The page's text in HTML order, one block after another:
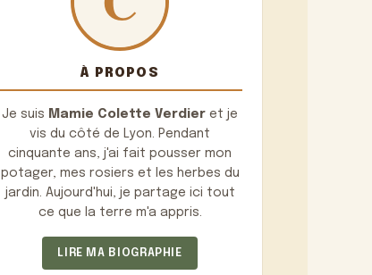
À PROPOS
Je suis Mamie Colette Verdier et je
vis du côté de Lyon. Pendant
cinquante ans, j'ai fait pousser mon
potager, mes rosiers et les herbes du
jardin. Aujourd'hui, je partage ici tout
ce que la terre m'a appris.
LIRE MA BIOGRAPHIE